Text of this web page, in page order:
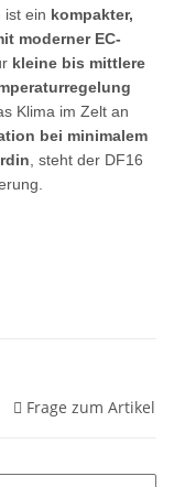
ist ein kompakter,
moderner EC-
kleine bis mittlere
Klima im Zelt an
bei minimalem
, steht der DF16
Frage zum Artikel